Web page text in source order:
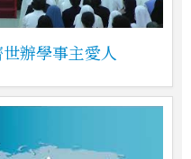
辦學事主愛人